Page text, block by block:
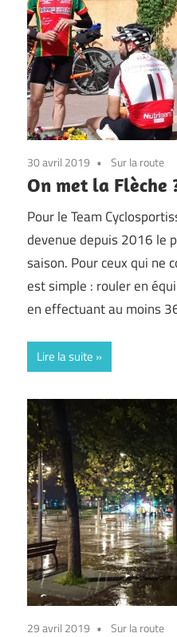
30 avril 2019 Sur la route
On met la Flèche
Pour le Team
devenue depuis 2016 le
saison. Pour ceux qui ne
est simple : rouler en
en effectuant au moins
Lire la suite
29 avril 2019 Sur la route